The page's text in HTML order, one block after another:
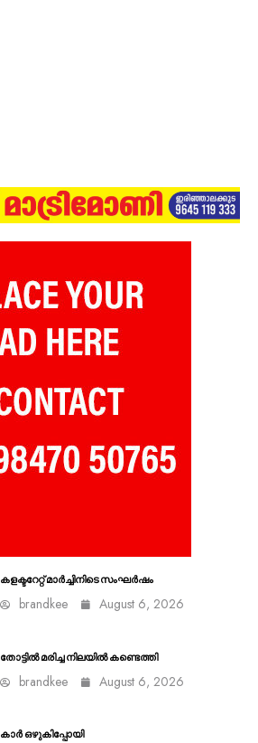
കളക്ടറേറ്റ് മാർച്ചിനിടെ സംഘർഷം
brandkee August 6, 2026
തോട്ടിൽ മരിച്ച നിലയിൽ കണ്ടെത്തി
brandkee August 6, 2026
കാർ ഒഴുകിപ്പോയി